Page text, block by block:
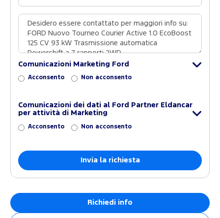
Comunicazioni Marketing Ford
Acconsento Non acconsento
Comunicazioni dei dati al Ford Partner Eldancar
per attività di Marketing
Acconsento Non acconsento
Richiedi info